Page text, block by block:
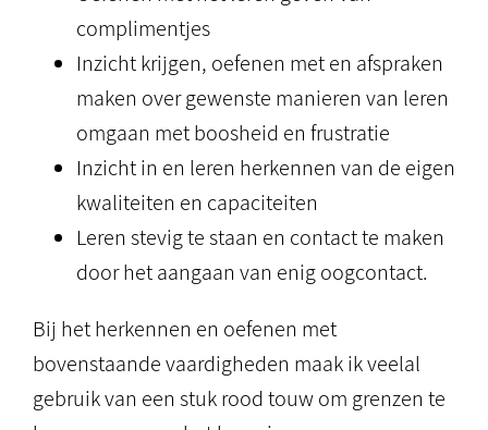
complimentjes
Inzicht krijgen, oefenen met en afspraken
maken over gewenste manieren van leren
omgaan met boosheid en frustratie
Inzicht in en leren herkennen van de eigen
kwaliteiten en capaciteiten
Leren stevig te staan en contact te maken
door het aangaan van enig oogcontact.
Bij het herkennen en oefenen met
bovenstaande vaardigheden maak ik veelal
gebruik van een stuk rood touw om grenzen te